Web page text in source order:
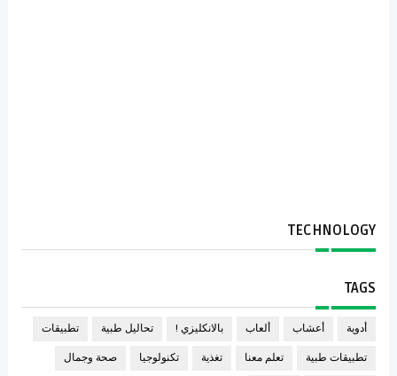
TECHNOLOGY
TAGS
أدوية أعشاب ألعاب بالانكليزي ! تحاليل طبية تطبيقات
تطبيقات طبية تعلم معنا تغذية تكنولوجيا صحة وجمال